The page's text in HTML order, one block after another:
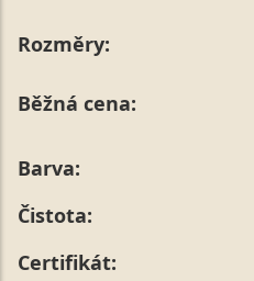
Rozměry:
Běžná cena:
Barva:
Čistota:
Certifikát: